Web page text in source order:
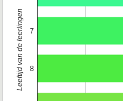
7
8
Leeftijd van de leerlingen